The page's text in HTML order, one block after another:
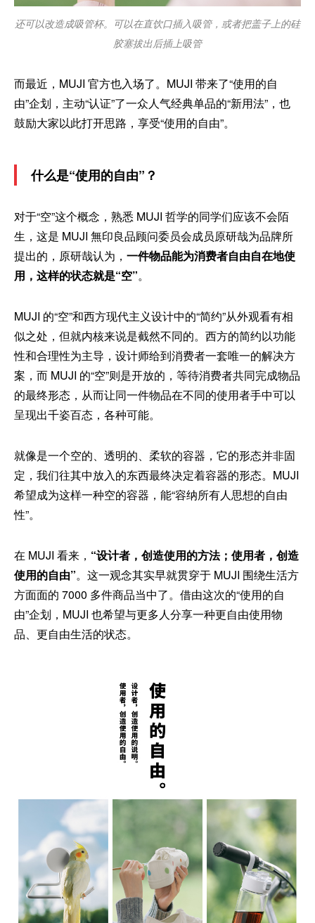
还可以改造成吸管杯。可以在直饮口插入吸管，或者把盖子上的硅
胶塞拔出后插上吸管
而最近，MUJI 官方也入场了。MUJI 带来了“使用的自
由”企划，主动“认证”了一众人气经典单品的“新用法”，也
鼓励大家以此打开思路，享受“使用的自由”。
什么是“使用的自由”？
对于“空”这个概念，熟悉 MUJI 哲学的同学们应该不会陌
生，这是 MUJI 無印良品顾问委员会成员原研哉为品牌所
提出的，原研哉认为， 一件物品能为消费者自由自在地使
用，这样的状态就是“空”。
MUJI 的“空”和西方现代主义设计中的“简约”从外观看有相
似之处，但就内核来说是截然不同的。西方的简约以功能
性和合理性为主导，设计师给到消费者一套唯一的解决方
案，而 MUJI 的“空”则是开放的，等待消费者共同完成物品
的最终形态，从而让同一件物品在不同的使用者手中可以
呈现出千姿百态，各种可能。
就像是一个空的、透明的、柔软的容器，它的形态并非固
定，我们往其中放入的东西最终决定着容器的形态。MUJI
希望成为这样一种空的容器，能“容纳所有人思想的自由
性”。
在 MUJI 看来， “设计者，创造使用的方法；使用者，创造
使用的自由”。这一观念其实早就贯穿于 MUJI 围绕生活方
方面面的 7000 多件商品当中了。借由这次的“使用的自
由”企划，MUJI 也希望与更多人分享一种更自由使用物
品、更自由生活的状态。